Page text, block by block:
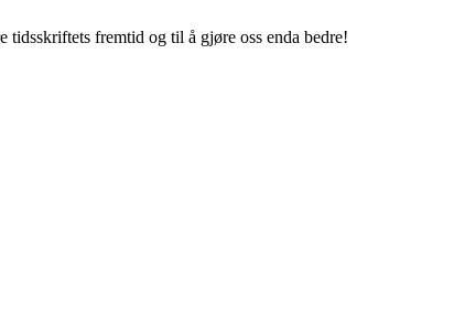
fremtid og til å gjøre oss enda bedre!